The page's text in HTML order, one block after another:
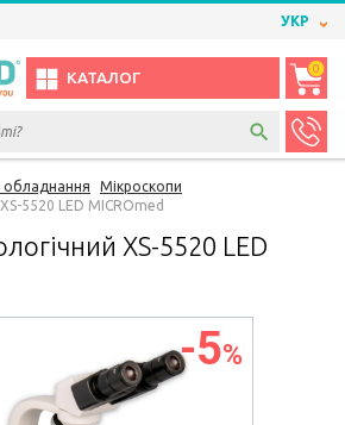
УКР
КАТАЛОГ
0
Мікроскопи
5520 LED MICROmed
XS-5520 LED
-5%